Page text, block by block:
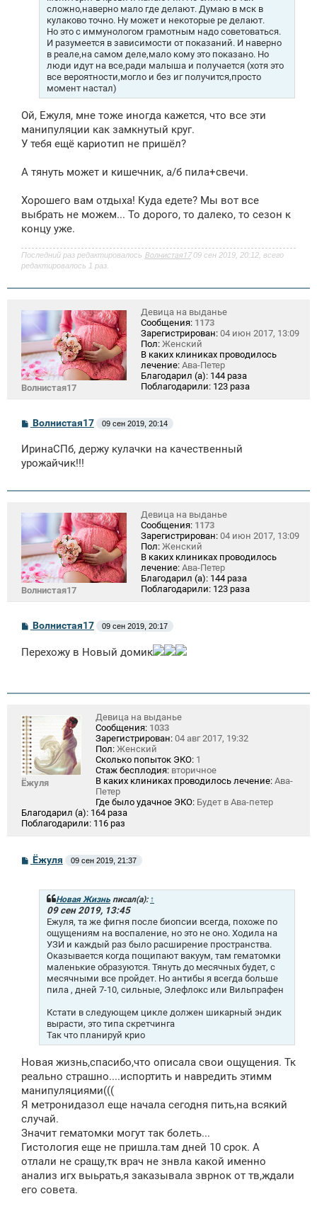
сложно,наверно мало где делают. Думаю в мск в
кулаково точно. Ну может и некоторые ре делают.
Но это с иммунологом грамотным надо советоваться.
И разумеется в зависимости от показаний. И наверно
в реале,на самом деле,мало кому это показано. Но
люди идут на все,ради малыша и получается (хотя это
все вероятности,могло и без иг получится,просто
момент настал)
Ой, Ежуля, мне тоже иногда кажется, что все эти
манипуляции как замкнутый круг.
У тебя ещё кариотип не пришёл?
А тянуть может и кишечник, а/б пила+свечи.
Хорошего вам отдыха! Куда едете? Мы вот все
выбрать не можем... То дорого, то далеко, то сезон к
концу уже.
Последний раз редактировалось Волнистая1709 сен 2019, 20:12, всего
редактировалось 1 раз.
Волнистая17
Девица на выданье
Сообщения: 1173
Зарегистрирован: 04 июн 2017, 13:09
Пол: Женский
В каких клиниках проводилось
лечение: Ава-Петер
Благодарил (а): 144 раза
Поблагодарили: 123 раза
С
б
щ
и
Волнистая17 09 сен 2019, 20:14
ИринаСПб, держу кулачки на качественный
урожайчик!!!
Волнистая17
Девица на выданье
Сообщения: 1173
Зарегистрирован: 04 июн 2017, 13:09
Пол: Женский
В каких клиниках проводилось
лечение: Ава-Петер
Благодарил (а): 144 раза
Поблагодарили: 123 раза
С
б
и
Волнистая17 09 сен 2019, 20:17
Перехожу в Новый домик
Ёжуля
Девица на выданье
Сообщения: 1033
Зарегистрирован: 04 авг 2017, 19:32
Пол: Женский
Сколько попыток ЭКО: 1
Стаж бесплодия: вторичное
В каких клиниках проводилось лечение: Ава-
Петер
Где было удачное ЭКО: Будет в Ава-петер
Благодарил (а): 164 раза
Поблагодарили: 116 раз
СЁжуля 09 сен 2019, 21:37
Новая Жизнь писал(а): ↑
09 сен 2019, 13:45
Ежуля, та же фигня после биопсии всегда, похоже по
ощущениям на воспаление, но это не оно. Ходила на
УЗИ и каждый раз было расширение пространства.
Оказывается когда пощипают вакуум, там гематомки
маленькие образуются. Тянуть до месячных будет, с
месячными все пройдет. Но антибы я всегда больше
пила , дней 7-10, сильные, Элефлокс или Вильпрафен
Кстати в следующем цикле должен шикарный эндик
вырасти, это типа скретчинга
Так что планируй крио
Новая жизнь,спасибо,что описала свои ощущения. Тк
реально страшно....испортить и навредить этимм
манипуляциями(((
Я метронидазол еще начала сегодня пить,на всякий
случай.
Значит гематомки могут так болеть...
Гистология еще не пришла.там дней 10 срок. А
отлали не сращу,тк врач не знвла какой именно
анализ игх выьрать,я заказывала зврнок от тв,ждали
его совета.